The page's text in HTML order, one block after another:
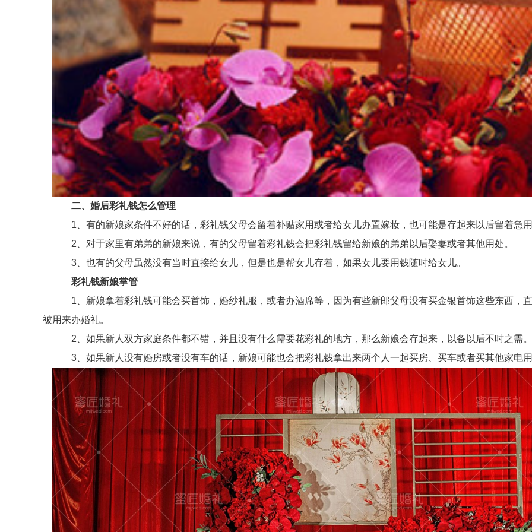
二、婚后彩礼钱怎么管理
1、有的新娘家条件不好的话，彩礼钱父母会留着补贴家用或者给女儿办置嫁妆，也可能是存起来以后留着急
2、对于家里有弟弟的新娘来说，有的父母留着彩礼钱会把彩礼钱留给新娘的弟弟以后娶妻或者其他用处。
3、也有的父母虽然没有当时直接给女儿，但是也是帮女儿存着，如果女儿要用钱随时给女儿。
彩礼钱新娘掌管
1、新娘拿着彩礼钱可能会买首饰，婚纱礼服，或者办酒席等，因为有些新郎父母没有买金银首饰这些东西，
被用来办婚礼。
2、如果新人双方家庭条件都不错，并且没有什么需要花彩礼的地方，那么新娘会存起来，以备以后不时之需。
3、如果新人没有婚房或者没有车的话，新娘可能也会把彩礼钱拿出来两个人一起买房、买车或者买其他家电